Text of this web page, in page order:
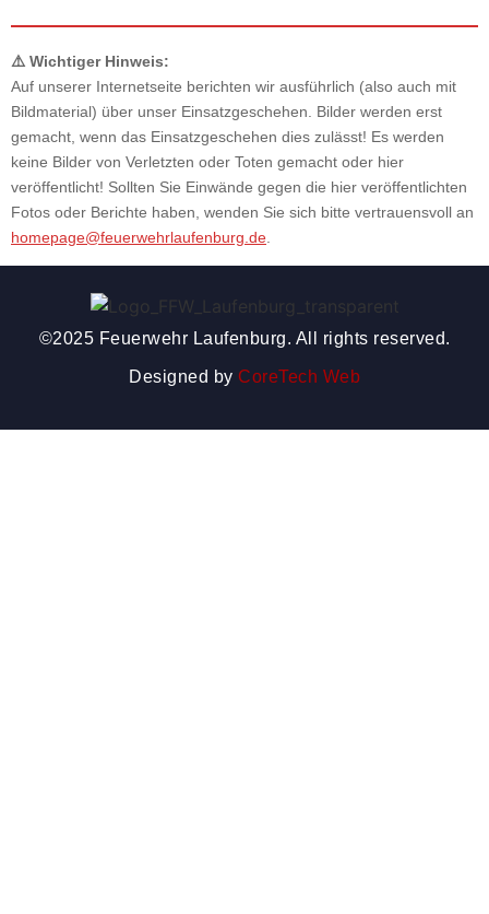
⚠️ Wichtiger Hinweis:
Auf unserer Internetseite berichten wir ausführlich (also auch mit
Bildmaterial) über unser Einsatzgeschehen. Bilder werden erst
gemacht, wenn das Einsatzgeschehen dies zulässt! Es werden
keine Bilder von Verletzten oder Toten gemacht oder hier
veröffentlicht! Sollten Sie Einwände gegen die hier veröffentlichten
Fotos oder Berichte haben, wenden Sie sich bitte vertrauensvoll an
homepage@feuerwehrlaufenburg.de
©2025 Feuerwehr Laufenburg. All rights reserved.
Designed by CoreTech Web